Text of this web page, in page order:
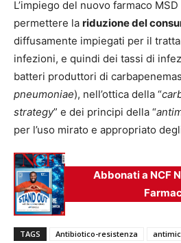
L’impiego del nuovo farmaco
permettere la riduzione del
diffusamente impiegati per il
infezioni, e quindi dei tassi di
batteri produttori di
pneumoniae), nell’ottica della “
strategy” e dei principi della “
per l’uso mirato e appropriato
Abbonati a NCF
TAGS Antibiotico-resistenza